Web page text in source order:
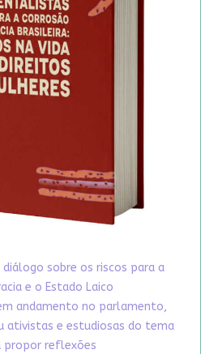
sobre os riscos para a
e o Estado Laico
andamento no parlamento,
ativistas e estudiosas do tema
propor reflexões